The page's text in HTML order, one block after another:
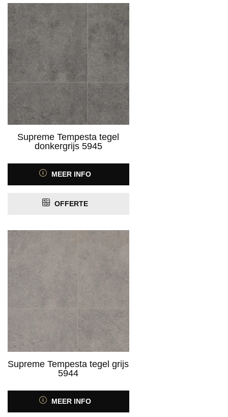
Supreme Tempesta tegel
donkergrijs 5945
MEER INFO
OFFERTE
Supreme Tempesta tegel grijs
5944
MEER INFO